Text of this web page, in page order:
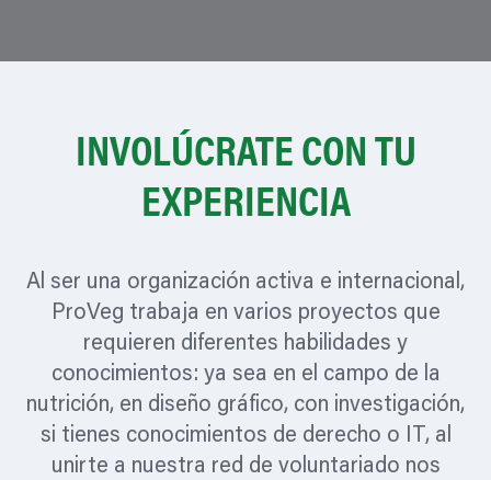
INVOLÚCRATE CON TU
EXPERIENCIA
Al ser una organización activa e internacional,
ProVeg trabaja en varios proyectos que
requieren diferentes habilidades y
conocimientos: ya sea en el campo de la
nutrición, en diseño gráfico, con investigación,
si tienes conocimientos de derecho o IT, al
unirte a nuestra red de voluntariado nos